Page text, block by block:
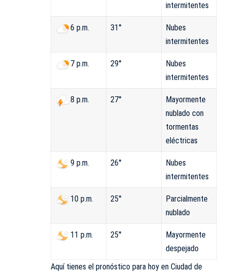
intermitentes
6 p.m. 31°
Nubes
intermitentes
7 p.m. 29°
Nubes
intermitentes
8 p.m. 27°
Mayormente
nublado con
tormentas
eléctricas
9 p.m. 26°
Nubes
intermitentes
10 p.m. 25°
Parcialmente
nublado
11 p.m. 25°
Mayormente
despejado
Aquí tienes el pronóstico para hoy en Ciudad de